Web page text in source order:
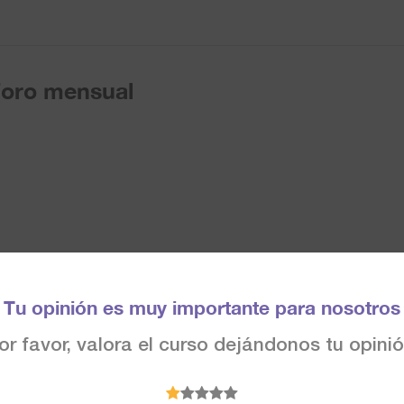
Tu opinión es muy importante para nosotros
favor, valora el curso dejándonos tu
mensual